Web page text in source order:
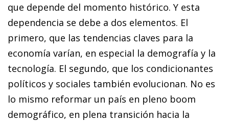
que depende del momento histórico. Y esta
dependencia se debe a dos elementos. El
primero, que las tendencias claves para la
economía varían, en especial la demografía y la
tecnología. El segundo, que los condicionantes
políticos y sociales también evolucionan. No es
lo mismo reformar un país en pleno boom
demográfico, en plena transición hacia la